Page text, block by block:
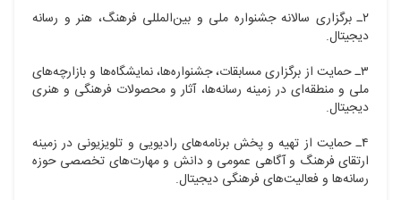
۲ـ برگزاری سالانه جشنواره ملی و بین‌المللی فرهنگ، هنر و رسانه
دیجیتال.
۳ـ حمایت از برگزاری مسابقات، جشنواره‌ها، نمایشگاه‌ها و بازارچه‌های
ملی و منطقه‌ای در زمینه رسانه‌ها، آثار و محصولات فرهنگی و هنری
دیجیتال.
۴ـ حمایت از تهیه و پخش برنامه‌های رادیویی و تلویزیونی در زمینه
ارتقای فرهنگ و آگاهی عمومی و دانش و مهارت‌های تخصصی حوزه
رسانه‌ها و فعالیت‌های فرهنگی دیجیتال.